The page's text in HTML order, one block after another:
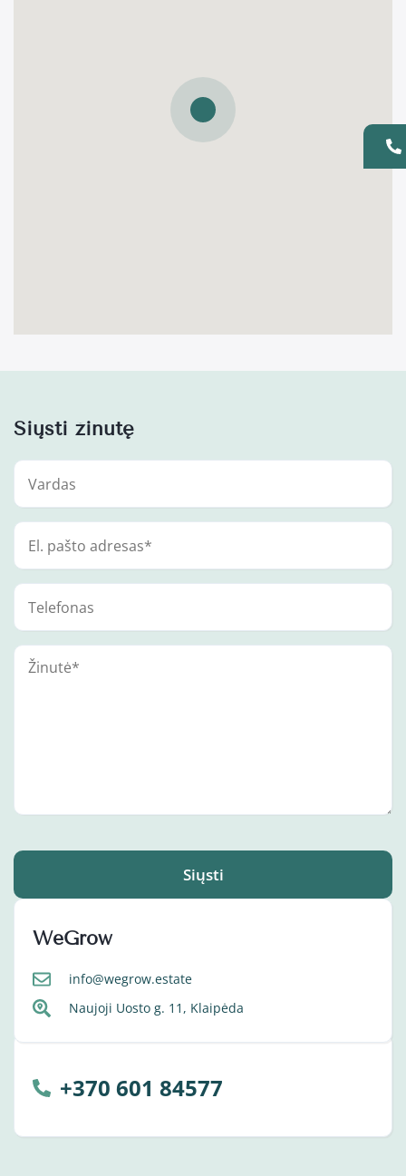
Siųsti žinutę
Siųsti
WeGrow
info@wegrow.estate
Naujoji Uosto g. 11, Klaipėda
+370 601 84577